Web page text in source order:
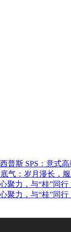
普斯 SPS：意式
气：岁月漫长，
聚力，与“桂”同
聚力，与“桂”同